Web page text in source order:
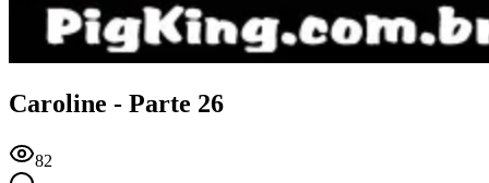
Caroline - Parte 26
82